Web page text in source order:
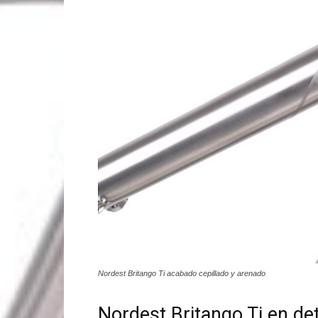
Nordest Britango Ti acabado cepillado y arenado